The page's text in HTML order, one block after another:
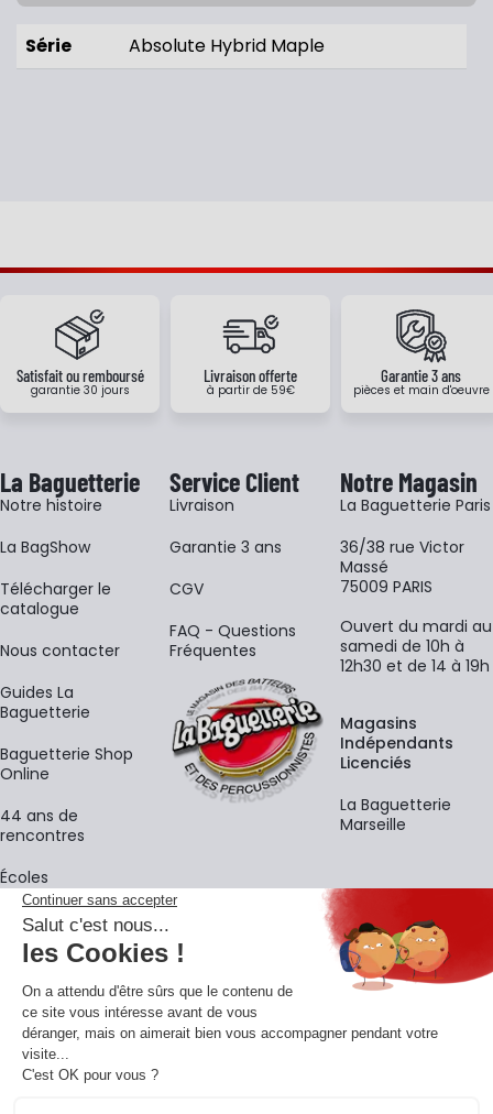
Série Absolute Hybrid Maple
Satisfait ou remboursé
garantie 30 jours
Livraison offerte
à partir de 59€
Garantie 3 ans
pièces et main d'oeuvre
La Baguetterie
Notre histoire
La BagShow
​Télécharger le
catalogue
Nous contacter
Guides La
Baguetterie
Baguetterie Shop
Online
44 ans de
rencontres
Écoles
Service Client
Livraison
Garantie 3 ans
CGV
FAQ - Questions
Fréquentes
Notre Magasin
La Baguetterie Paris
36/38 rue Victor
Massé
75009 PARIS
Ouvert du mardi au
samedi de 10h à
12h30 et de 14 à 19h
Magasins
Indépendants
Licenciés
La Baguetterie
Marseille
La newsletter
Adresse e-mail
En vous inscrivant à notre newsletter, vous acceptez notre
confidentialité.
Retrouvons-nous sur